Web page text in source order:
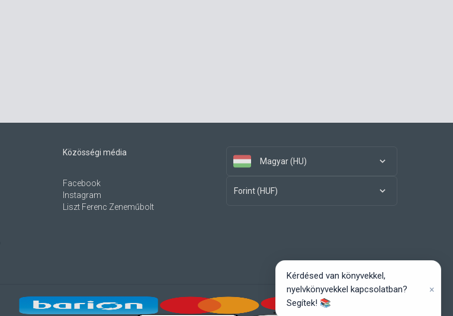
Közösségi média
Facebook
Instagram
Liszt Ferenc Zeneműbolt
Magyar (HU)
Forint (HUF)
Kérdésed van könyvekkel,
nyelvkönyvekkel kapcsolatban?
Segítek! 📚
×